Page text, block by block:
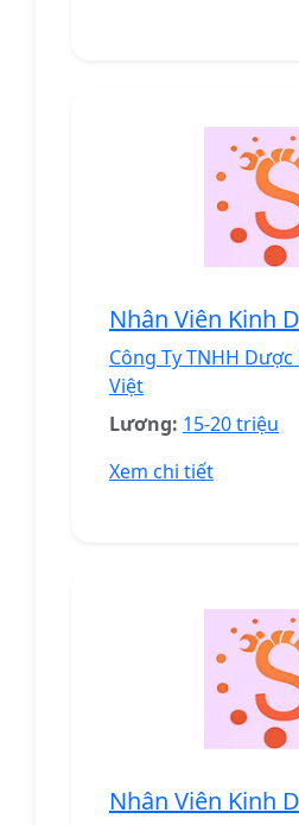
Nhân Viên Kinh
Công Ty TNHH
Việt
Lương: 15-20 triệu
Xem chi tiết
Nhân Viên Kinh